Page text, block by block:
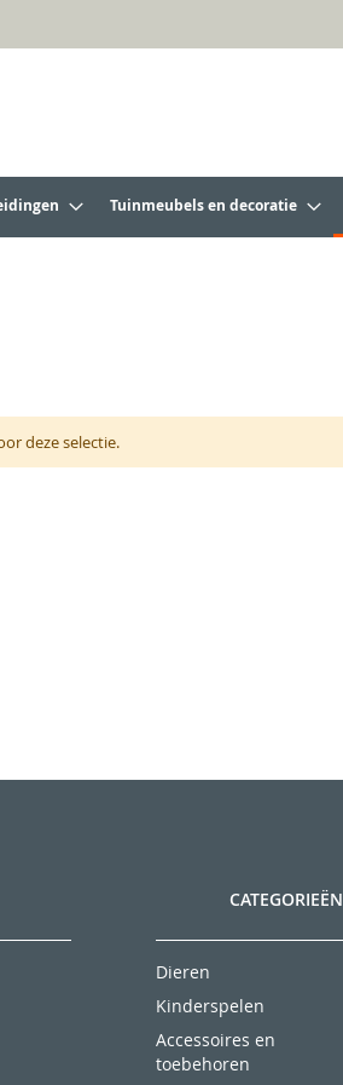
Tuinmeubels en decoratie
deze selectie.
CATEGORIEËN
Dieren
Kinderspelen
Accessoires en
toebehoren